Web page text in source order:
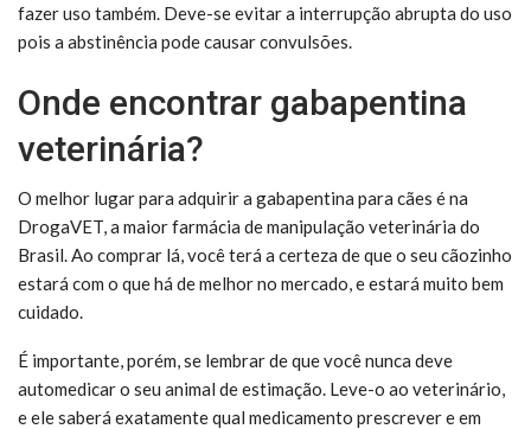
fazer uso também. Deve-se evitar a interrupção abrupta do uso
pois a abstinência pode causar convulsões.
Onde encontrar gabapentina
veterinária?
O melhor lugar para adquirir a gabapentina para cães é na
DrogaVET, a maior farmácia de manipulação veterinária do
Brasil. Ao comprar lá, você terá a certeza de que o seu cãozinho
estará com o que há de melhor no mercado, e estará muito bem
cuidado.
É importante, porém, se lembrar de que você nunca deve
automedicar o seu animal de estimação. Leve-o ao veterinário,
e ele saberá exatamente qual medicamento prescrever e em